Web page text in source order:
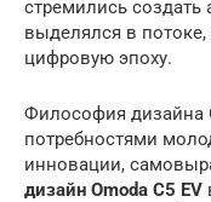
стремились
выделялся в
цифровую эпоху.
Философия дизайна
потребностями
инновации,
дизайн Omoda C5 EV